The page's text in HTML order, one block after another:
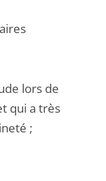
lors de
qui a très
;